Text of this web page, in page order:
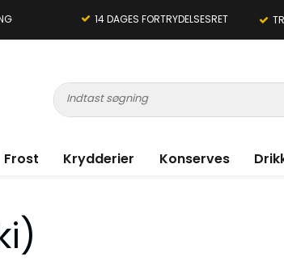
14 DAGES FORTRYDELSESRET
Frost Krydderier Konserves